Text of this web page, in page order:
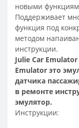
новыми
Поддерживает
функция под
методом
инструкции.
Julie Car Emulator
Emulator это
датчика
в ремонте
эмулятор.
Инструкции: